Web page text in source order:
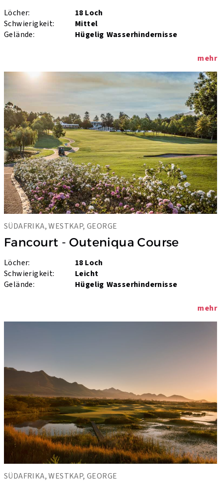
Löcher:
18 Loch
Schwierigkeit:
Mittel
Gelände:
Hügelig Wasserhindernisse
mehr
SÜDAFRIKA, WESTKAP, GEORGE
Fancourt - Outeniqua Course
Löcher:
18 Loch
Schwierigkeit:
Leicht
Gelände:
Hügelig Wasserhindernisse
mehr
SÜDAFRIKA, WESTKAP, GEORGE